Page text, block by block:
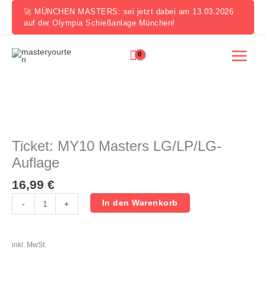
springen
🚀 MÜNCHEN MASTERS: sei jetzt dabei am 13.03.2026
auf der Olympia Schießanlage München!
Ticket: MY10 Masters LG/LP/LG-
Auflage
16,99 €
-
Masters
LG/LP/LG-
Auflage
+ In den Warenkorb
inkl. MwSt.